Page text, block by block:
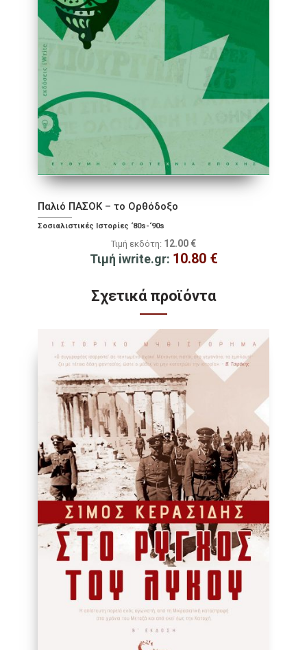
Παλιό ΠΑΣΟΚ – το Ορθόδοξο
Σοσιαλιστικές Ιστορίες ‘80s-‘90s
Τιμή εκδότη: 12.00 €
Τιμή iwrite.gr: 10.80 €
Σχετικά προϊόντα